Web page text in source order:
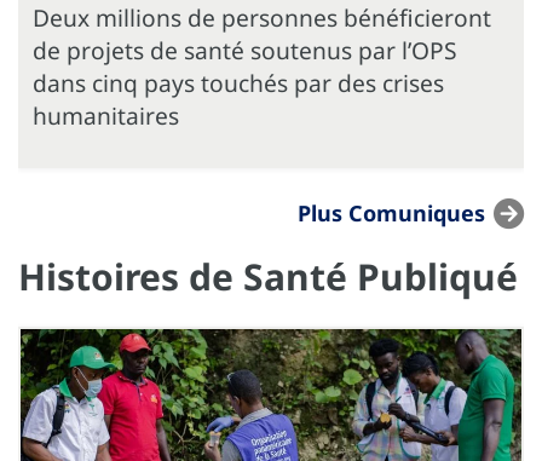
Deux millions de personnes bénéficieront
de projets de santé soutenus par l’OPS
dans cinq pays touchés par des crises
humanitaires
Plus Comuniques
Histoires de Santé Publiqué